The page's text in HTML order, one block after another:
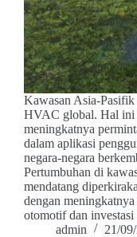
Kawasan Asia-
HVAC global. Hal ini
meningkatnya
dalam aplikasi
negara-negara
Pertumbuhan di
mendatang
dengan
otomotif dan
admin
21/